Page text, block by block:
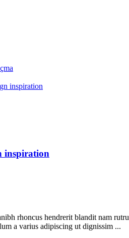
inspiration
inspiration
rhoncus hendrerit blandit nam
a varius adipiscing ut dignissim ...